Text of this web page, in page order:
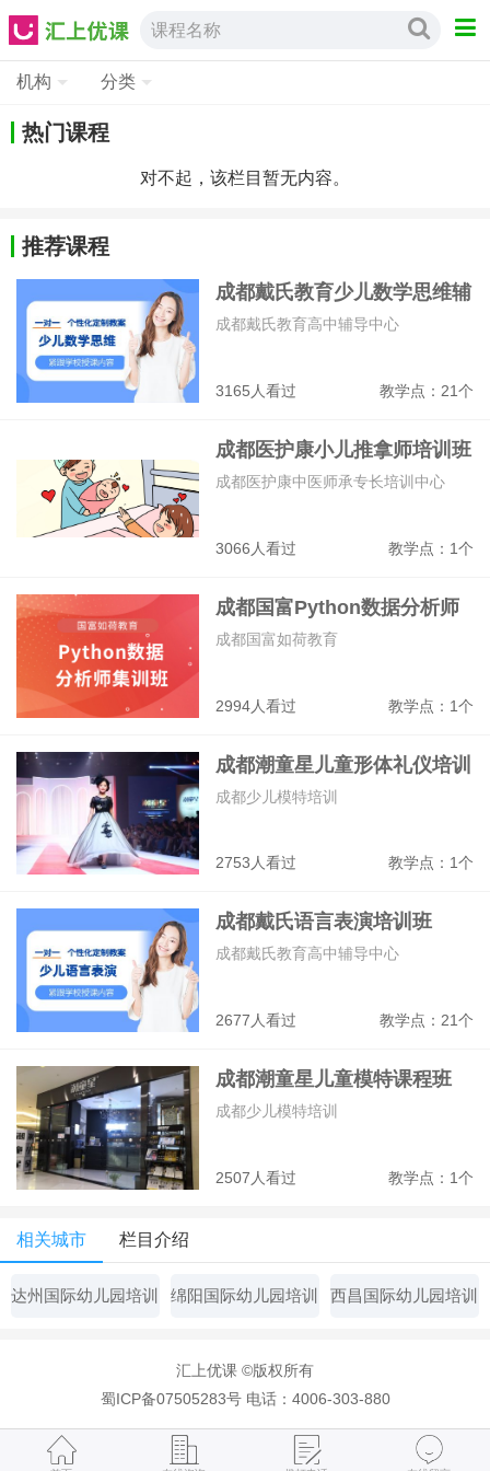
课程名称
机构 分类
热门课程
对不起，该栏目暂无内容。
推荐课程
成都戴氏教育少儿数学思维辅
导班
3165人看过 教学点：21个
成都戴氏教育高中辅导中心
成都医护康小儿推拿师培训班
3066人看过 教学点：1个
成都医护康中医师承专长培训中心
成都国富Python数据分析师
集训班
2994人看过 教学点：1个
成都国富如荷教育
成都潮童星儿童形体礼仪培训
班
2753人看过 教学点：1个
成都少儿模特培训
成都戴氏语言表演培训班
2677人看过 教学点：21个
成都戴氏教育高中辅导中心
成都潮童星儿童模特课程班
2507人看过 教学点：1个
成都少儿模特培训
相关城市 栏目介绍
达州国际幼儿园培训 绵阳国际幼儿园培训 西昌国际幼儿园培训
汇上优课 ©版权所有
蜀ICP备07505283号电话：4006-303-880